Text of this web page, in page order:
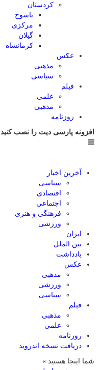
کردستان
یاسوج
مرکزی
گیلان
کرمانشاه
عکس
مذهبی
سیاسی
فیلم
علمی
مذهبی
روزنامه
افزونه پارسی دیت را نصب کنید
آخرین اخبار
سیاسی
اقتصادی
اجتماعی
فرهنگی و هنری
ورزشی
ایران
بین الملل
یادداشت
عکس
مذهبی
ورزشی
سیاسی
فیلم
مذهبی
علمی
روزنامه
دریافت نسخه اندروید
شما اینجا هستید »